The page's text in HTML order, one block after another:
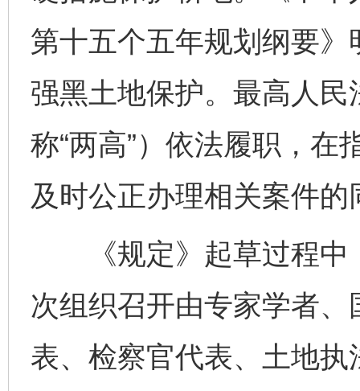
第十五个五年规划纲要
强黑土地保护。最高人
称“两高”）依法履职，在
及时公正办理相关案件
《规定》起草过程中
次组织召开由专家学者
表、检察官代表、土地